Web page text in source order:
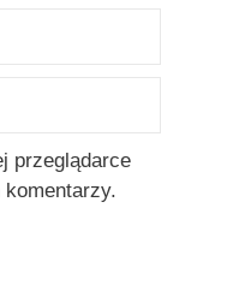
przeglądarce